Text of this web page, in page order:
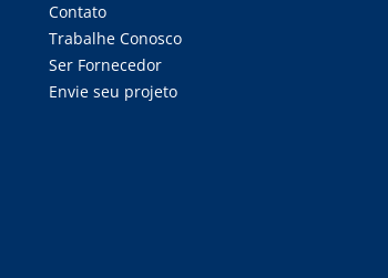
Contato
Trabalhe Conosco
Ser Fornecedor
Envie seu projeto